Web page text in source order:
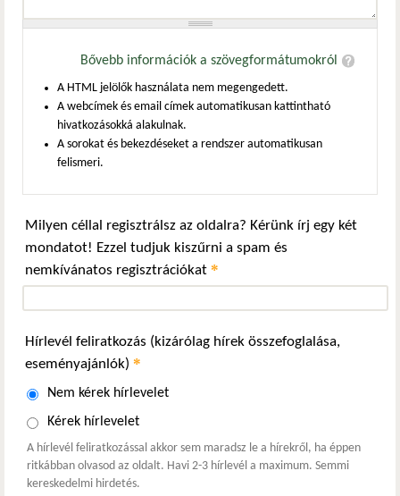
Bővebb információk a szövegformátumokról
A HTML jelölők használata nem megengedett.
A webcímek és email címek automatikusan kattintható
hivatkozásokká alakulnak.
A sorokat és bekezdéseket a rendszer automatikusan
felismeri.
Milyen céllal regisztrálsz az oldalra? Kérünk írj egy két
mondatot! Ezzel tudjuk kiszűrni a spam és
nemkívánatos regisztrációkat *
Hírlevél feliratkozás (kizárólag hírek összefoglalása,
eseményajánlók) *
Nem kérek hírlevelet
Kérek hírlevelet
A hírlevél feliratkozással akkor sem maradsz le a hírekről, ha éppen
ritkábban olvasod az oldalt. Havi 2-3 hírlevél a maximum. Semmi
kereskedelmi hirdetés.